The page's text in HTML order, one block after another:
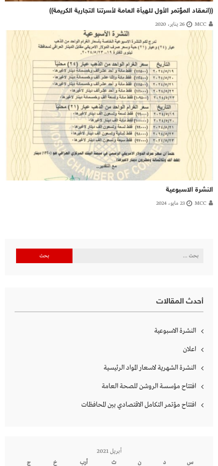
((انعقاد المؤتمر الأول للهيأة العامة لأسرتنا التجارية الكريمة))
MCC 26 يناير، 2020
النشرة الاسبوعية
MCC 23 مايو، 2024
البحث
أحدث المقالات
النشرة الاسبوعية
اعلان
النشرة الشهرية لاسعار المواد الرئيسية
افتتاح مؤسسة الروشن للصحة العامة
افتتاح مؤتمر التكامل الاقتصادي بين المحافظات
أبريل 2021
س
د ن ث أرب خ ج